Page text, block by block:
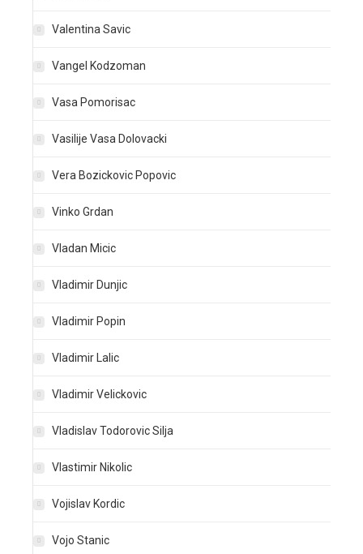
Valentina Savic
Vangel Kodzoman
Vasa Pomorisac
Vasilije Vasa Dolovacki
Vera Bozickovic Popovic
Vinko Grdan
Vladan Micic
Vladimir Dunjic
Vladimir Popin
Vladimir Lalic
Vladimir Velickovic
Vladislav Todorovic Silja
Vlastimir Nikolic
Vojislav Kordic
Vojo Stanic